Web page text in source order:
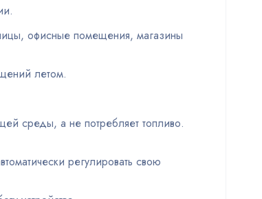
офисные помещения, магазины
летом.
среды, а не потребляет топливо.
регулировать свою